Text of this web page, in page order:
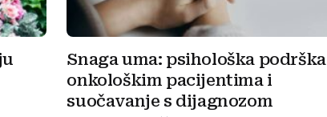
Snaga uma: psihološka podrška
onkološkim pacijentima i
suočavanje s dijagnozom